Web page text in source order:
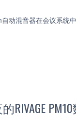
动混音器在会议系统
RIVAGE